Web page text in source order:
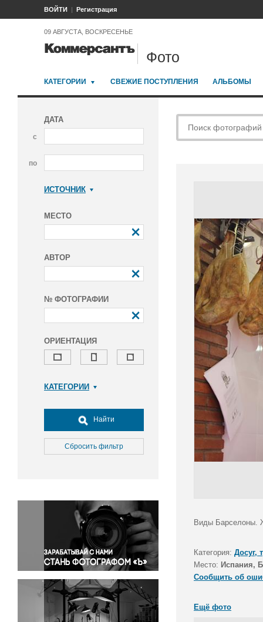
ВОЙТИ Регистрация
09 АВГУСТА, ВОСКРЕСЕНЬЕ
Фото
КАТЕГОРИИ СВЕЖИЕ ПОСТУПЛЕНИЯ АЛЬБОМЫ
ДАТА
с
по
ИСТОЧНИК
МЕСТО
АВТОР
№ ФОТОГРАФИИ
ОРИЕНТАЦИЯ
КАТЕГОРИИ
Досуг, туризм и отдых
Культура
Медицина
Окружающая среда
Политика
Правосудие
Происшествия и конфликты
Религия
Светская жизнь
Спорт
Экология
Найти
Сбросить фильтр
Виды Барселоны.
Категория: Досуг,
Место: Испания,
Сообщить об
Ещё фото